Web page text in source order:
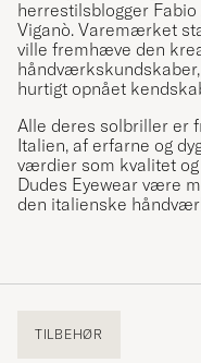
herrestilsblogger
Viganò. Varemærket
ville fremhæve den
hurtigt opnået
Alle deres solbriller er
Italien, af erfarne og
værdier som kvalitet
Dudes Eyewear være
den italienske
TILBEHØR